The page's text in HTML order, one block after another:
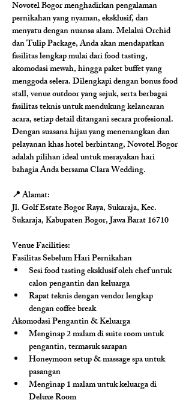
Novotel Bogor menghadirkan pengalaman
pernikahan yang nyaman, eksklusif, dan
menyatu dengan nuansa alam. Melalui Orchid
dan Tulip Package, Anda akan mendapatkan
fasilitas lengkap mulai dari food tasting,
akomodasi mewah, hingga paket buffet yang
menggoda selera. Dilengkapi dengan bonus food
stall, venue outdoor yang sejuk, serta berbagai
fasilitas teknis untuk mendukung kelancaran
acara, setiap detail ditangani secara profesional.
Dengan suasana hijau yang menenangkan dan
pelayanan khas hotel berbintang, Novotel Bogor
adalah pilihan ideal untuk merayakan hari
bahagia Anda bersama Clara Wedding.
📍 Alamat:
Jl. Golf Estate Bogor Raya, Sukaraja, Kec.
Sukaraja, Kabupaten Bogor, Jawa Barat 16710
Venue Facilities:
Fasilitas Sebelum Hari Pernikahan
Sesi food tasting eksklusif oleh chef untuk
calon pengantin dan keluarga
Rapat teknis dengan vendor lengkap
dengan coffee break
Akomodasi Pengantin & Keluarga
Menginap 2 malam di suite room untuk
pengantin, termasuk sarapan
Honeymoon setup & massage spa untuk
pasangan
Menginap 1 malam untuk keluarga di
Deluxe Room